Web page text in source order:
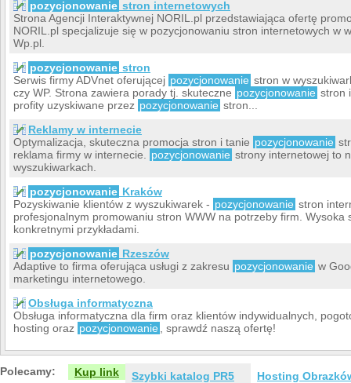
pozycjonowanie stron internetowych
Strona Agencji Interaktywnej NORIL.pl przedstawiająca ofertę
NORIL.pl specjalizuje się w pozycjonowaniu stron internetowych w
Wp.pl.
pozycjonowanie stron
Serwis firmy ADVnet oferującej pozycjonowanie stron w
czy WP. Strona zawiera porady tj. skuteczne pozycjonowanie stron
profity uzyskiwane przez pozycjonowanie stron...
Reklamy w internecie
Optymalizacja, skuteczna promocja stron i tanie pozycjonowanie
reklama firmy w internecie.
pozycjonowanie strony internetowej to
wyszukiwarkach.
pozycjonowanie Kraków
Pozyskiwanie klientów z wyszukiwarek - pozycjonowanie stron
profesjonalnym promowaniu stron WWW na potrzeby firm. Wysoka
konkretnymi przykładami.
pozycjonowanie Rzeszów
Adaptive to firma oferująca usługi z zakresu pozycjonowanie w
marketingu internetowego.
Obsługa informatyczna
Obsługa informatyczna dla firm oraz klientów indywidualnych,
hosting oraz pozycjonowanie , sprawdź naszą ofertę!
Polecamy: Kup link
Szybki katalog PR5
Hosting